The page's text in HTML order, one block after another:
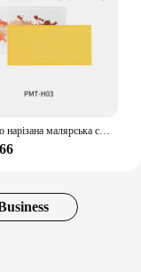
Попередньо нарізана малярська стрічка DSPIAE PMT-H03 3 мм PMT-H05 5 мм PMT-H07 7 мм PMT-H09 9 мм PMT-SP Squiggle Pattern PMT-DC Цифровий камуфляж